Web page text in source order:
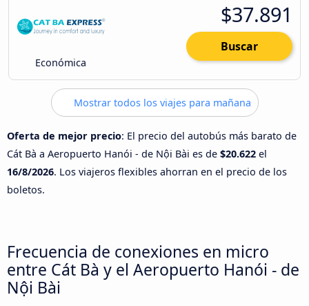
Económica
$37.891
Buscar
Mostrar todos los viajes para mañana
Oferta de mejor precio: El precio del autobús más barato de
Cát Bà a Aeropuerto Hanói - de Nội Bài es de $20.622 el
16/8/2026. Los viajeros flexibles ahorran en el precio de los
boletos.
Frecuencia de conexiones en micro
entre Cát Bà y el Aeropuerto Hanói - de
Nội Bài